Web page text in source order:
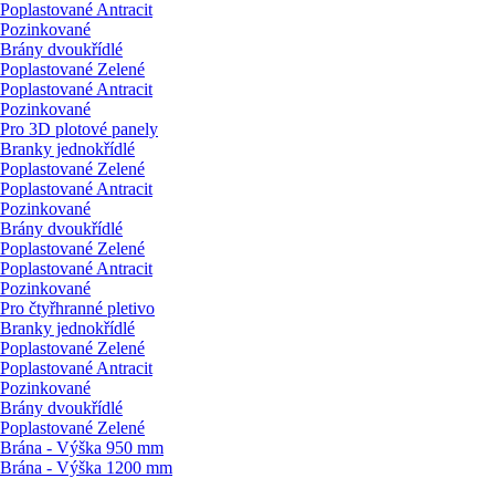
Poplastované Antracit
Pozinkované
Brány dvoukřídlé
Poplastované Zelené
Poplastované Antracit
Pozinkované
Pro 3D plotové panely
Branky jednokřídlé
Poplastované Zelené
Poplastované Antracit
Pozinkované
Brány dvoukřídlé
Poplastované Zelené
Poplastované Antracit
Pozinkované
Pro čtyřhranné pletivo
Branky jednokřídlé
Poplastované Zelené
Poplastované Antracit
Pozinkované
Brány dvoukřídlé
Poplastované Zelené
Brána - Výška 950 mm
Brána - Výška 1200 mm